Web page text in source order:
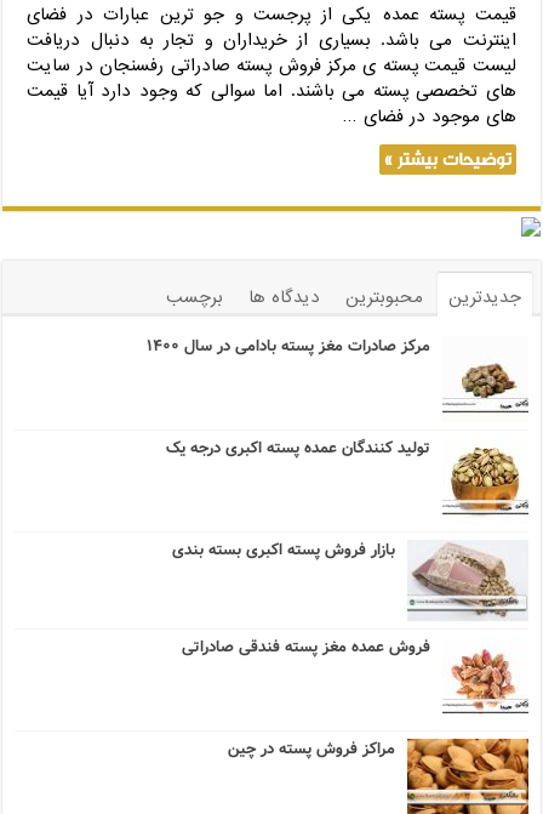
قیمت پسته عمده یکی از پرجست و جو ترین عبارات در فضای
اینترنت می باشد. بسیاری از خریداران و تجار به دنبال دریافت
لیست قیمت پسته ی مرکز فروش پسته صادراتی رفسنجان در سایت
های تخصصی پسته می باشند. اما سوالی که وجود دارد آیا قیمت
های موجود در فضای …
توضیحات بیشتر »
جدیدترین محبوبترین دیدگاه ها برچسب
مرکز صادرات مغز پسته بادامی در سال ۱۴۰۰
تولید کنندگان عمده پسته اکبری درجه یک
بازار فروش پسته اکبری بسته بندی
فروش عمده مغز پسته فندقی صادراتی
مراکز فروش پسته در چین